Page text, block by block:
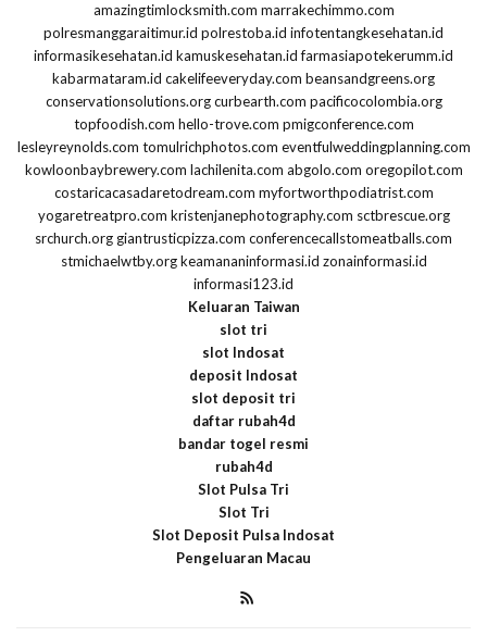
amazingtimlocksmith.com marrakechimmo.com
polresmanggaraitimur.id polrestoba.id infotentangkesehatan.id
informasikesehatan.id kamuskesehatan.id farmasiapotekerumm.id
kabarmataram.id cakelifeeveryday.com beansandgreens.org
conservationsolutions.org curbearth.com pacificocolombia.org
topfoodish.com hello-trove.com pmigconference.com
lesleyreynolds.com tomulrichphotos.com eventfulweddingplanning.com
kowloonbaybrewery.com lachilenita.com abgolo.com oregopilot.com
costaricacasadaretodream.com myfortworthpodiatrist.com
yogaretreatpro.com kristenjanephotography.com sctbrescue.org
srchurch.org giantrusticpizza.com conferencecallstomeatballs.com
stmichaelwtby.org keamananinformasi.id zonainformasi.id
informasi123.id
Keluaran Taiwan
slot tri
slot Indosat
deposit Indosat
slot deposit tri
daftar rubah4d
bandar togel resmi
rubah4d
Slot Pulsa Tri
Slot Tri
Slot Deposit Pulsa Indosat
Pengeluaran Macau